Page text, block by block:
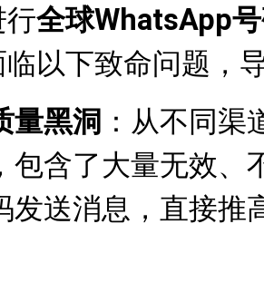
全球WhatsApp
以下致命问题，
量黑洞 ：从不同
包含了大量无效、
发送消息，直接推